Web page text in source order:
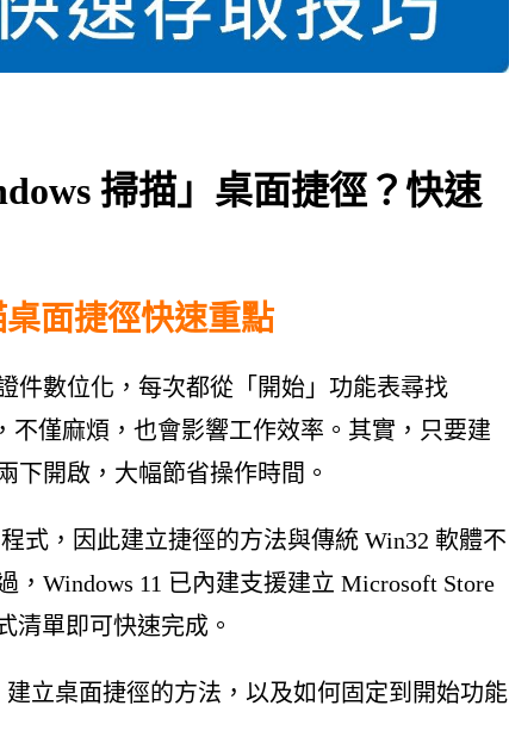
掃描」桌面捷徑？快速
面捷徑快速重點
件數位化，每次都從「開始」功能表尋找
不僅麻煩，也會影響工作效率。其實，只要建
下開啟，大幅節省操作時間。
式，因此建立捷徑的方法與傳統 Win32 軟體不
Windows 11 已內建支援建立 Microsoft Store
清單即可快速完成。
立桌面捷徑的方法，以及如何固定到開始功能